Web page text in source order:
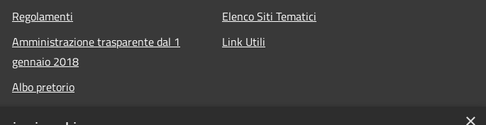
Regolamenti
Amministrazione trasparente dal 1
gennaio 2018
Albo pretorio
Elenco Siti Tematici
Link Utili